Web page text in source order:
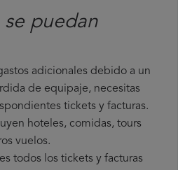
se puedan
adicionales debido a un
de equipaje, necesitas
tickets y facturas.
hoteles, comidas, tours
vuelos.
todos los tickets y facturas